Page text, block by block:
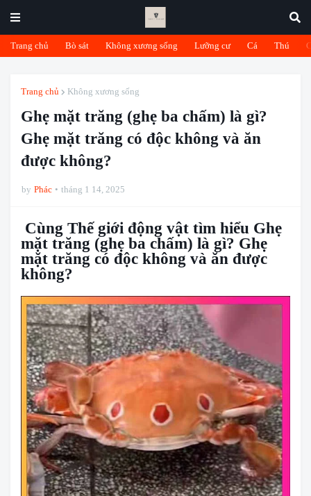
Trang chủ Bò sát Không xương sống Lưỡng cư Cá Thú
Trang chủ Không xương sống
Ghẹ mặt trăng (ghẹ ba chấm) là gì?
Ghẹ mặt trăng có độc không và ăn
được không?
by Phác tháng 1 14, 2025
Cùng Thế giới động vật tìm hiểu Ghẹ
mặt trăng (ghẹ ba chấm) là gì? Ghẹ
mặt trăng có độc không và ăn được
không?